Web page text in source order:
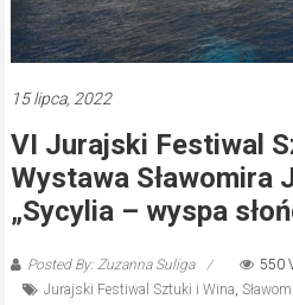
15 lipca, 2022
VI Jurajski Festiwal
Wystawa Sławomira
„Sycylia – wyspa
Posted By: Zuzanna Suliga
550
Jurajski Festiwal Sztuki i Wina,